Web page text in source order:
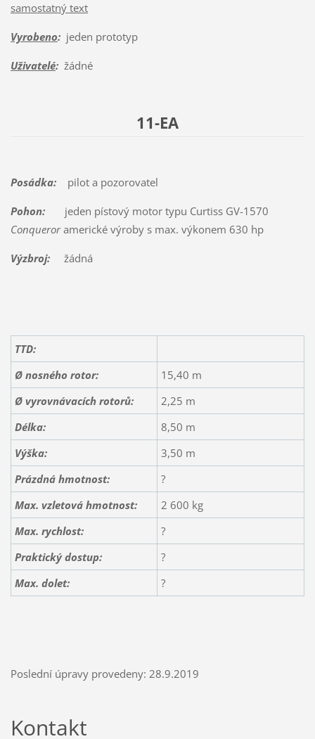
samostatný text
Vyrobeno:jeden prototyp
Uživatelé:žádné
11-EA
Posádka:pilot a pozorovatel
Pohon:jeden pístový motor typu Curtiss GV-1570
Conqueroramerické výroby s max. výkonem 630 hp
Výzbroj:žádná
TTD:
Ø nosného rotor:
15,40 m
Ø vyrovnávacích rotorů:
2,25 m
Délka:
8,50 m
Výška:
3,50 m
Prázdná hmotnost:
?
Max. vzletová hmotnost:
2 600 kg
Max. rychlost:
?
Praktický dostup:
?
Max. dolet:
?
Poslední úpravy provedeny: 28.9.2019
Kontakt